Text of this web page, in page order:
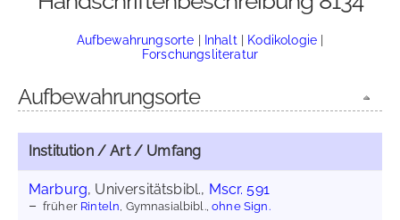
Aufbewahrungsorte | Inhalt | Kodikologie |
Forschungsliteratur
Aufbewahrungsorte
Institution / Art / Umfang
Marburg, Universitätsbibl., Mscr. 591
früher Rinteln , Gymnasialbibl.,ohne Sign.